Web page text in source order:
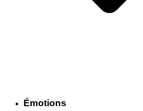
Émotions